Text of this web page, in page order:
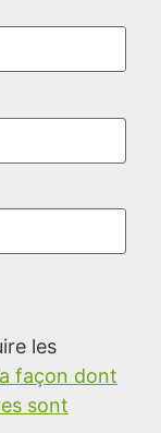
les
façon dont
sont